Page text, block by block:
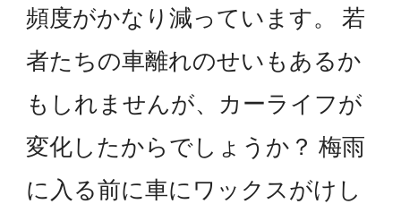
頻度がかなり減っています。 若
者たちの車離れのせいもあるか
もしれませんが、カーライフが
変化したからでしょうか？ 梅雨
に入る前に車にワックスがけし